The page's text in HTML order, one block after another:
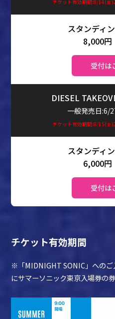
チケット有効期間:8/14(
8,000円
受付は
DIESEL
一般発売日:6/
チケット有効期間:8/15(
6,000円
受付は
チケット有効期間
※「MIDNIGHT SONIC」への
にサマーソニック東京入場券の